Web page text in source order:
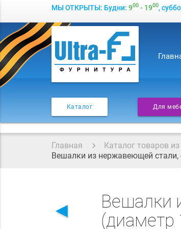
МЫ ОТКРЫТЫ: Будни: 900- 1900,
Каталог Для
Главная Каталог товаров
Вешалки из нержавеющей
◄
Вешалки